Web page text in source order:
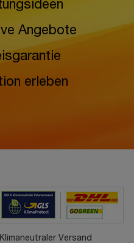
Angebote
erleben
Klimaneutraler Versand